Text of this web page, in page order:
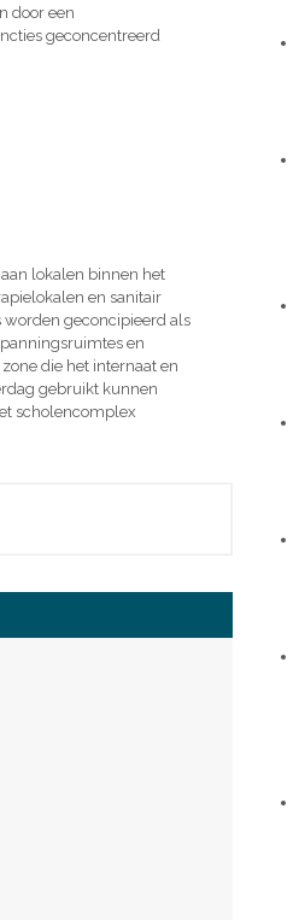
door een
geconcentreerd
lokalen binnen het
en sanitair
geconcipieerd als
en
die het internaat en
gebruikt kunnen
scholencomplex